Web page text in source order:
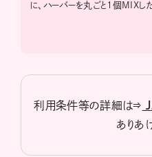
に、ハーバーを丸ごと1個MIXし
利用条件等の詳細は⇒
ありあ